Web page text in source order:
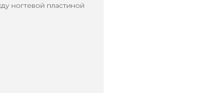
ногтевой пластиной